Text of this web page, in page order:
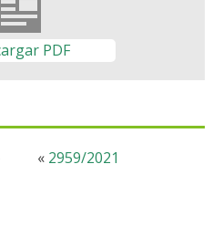
PDF
« 2959/2021